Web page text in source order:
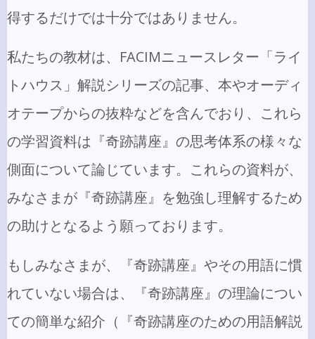
得するだけでは十分ではありません。
私たちの教材は、FACIMニュースレター「ライ
トハウス」解説シリーズの記事、本やオーディ
オテープからの抜粋などを含んでおり、これら
の学習資料は『奇跡講座』の思考体系の様々な
側面について論じています。これらの資料が、
みなさまが『奇跡講座』を勉強し理解するため
の助けとなるよう願っております。
もしみなさまが、『奇跡講座』やその用語に慣
れていない場合は、『奇跡講座』の理論につい
ての簡単な紹介（『奇跡講座のための用語解説